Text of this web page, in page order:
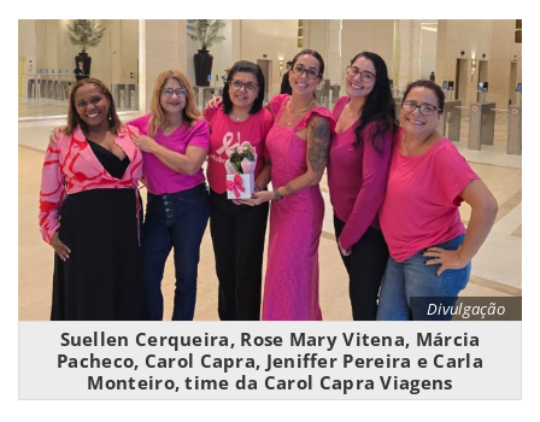
Divulgação
Suellen Cerqueira, Rose Mary Vitena, Márcia
Pacheco, Carol Capra, Jeniffer Pereira e Carla
Monteiro, time da Carol Capra Viagens